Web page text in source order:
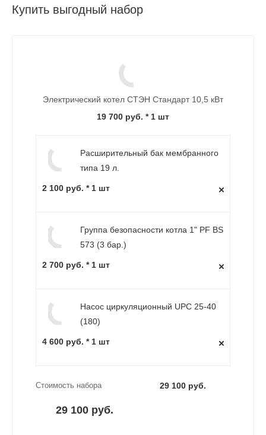
Купить выгодный набор
Электрический котел СТЭН Стандарт 10,5 кВт
19 700 руб. * 1 шт
Расширительный бак мембранного
типа 19 л.
2 100 руб. * 1 шт
Группа безопасности котла 1" PF BS
573 (3 бар.)
2 700 руб. * 1 шт
Насос циркуляционный UPC 25-40
(180)
4 600 руб. * 1 шт
Стоимость набора 29 100 руб.
29 100 руб.